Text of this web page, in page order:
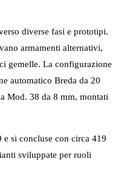
diverse fasi e prototipi.
armamenti alternativi,
gemelle. La configurazione
automatico Breda da 20
Mod. 38 da 8 mm, montati
si concluse con circa 419
sviluppate per ruoli